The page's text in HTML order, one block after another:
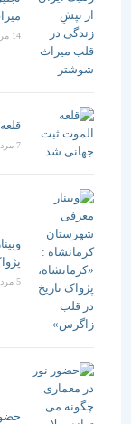
میراث
14 مرداد 1405
قلعه
/
وبینار
پژواک
5 مرداد 1405 /
حضور نور